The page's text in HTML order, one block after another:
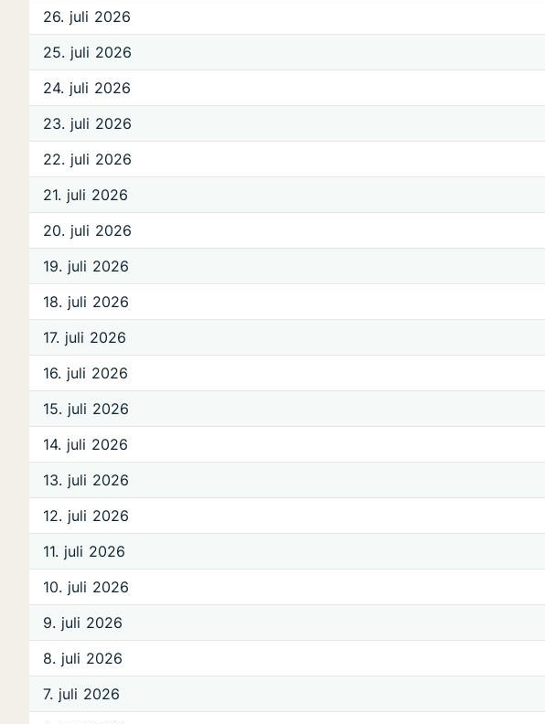
26. juli 2026
25. juli 2026
24. juli 2026
23. juli 2026
22. juli 2026
21. juli 2026
20. juli 2026
19. juli 2026
18. juli 2026
17. juli 2026
16. juli 2026
15. juli 2026
14. juli 2026
13. juli 2026
12. juli 2026
11. juli 2026
10. juli 2026
9. juli 2026
8. juli 2026
7. juli 2026